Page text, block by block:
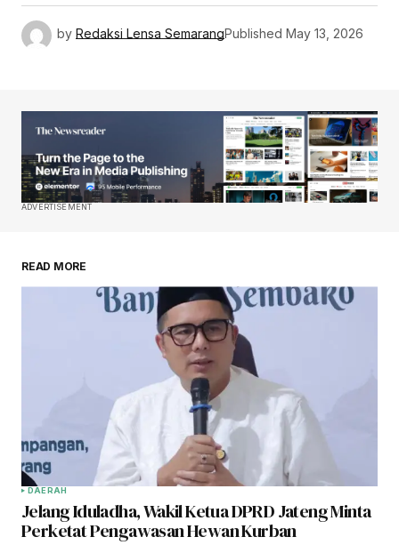
by Redaksi Lensa SemarangPublished May 13, 2026
ADVERTISEMENT
READ MORE
DAERAH
Jelang Iduladha, Wakil Ketua DPRD Jateng Minta
Perketat Pengawasan Hewan Kurban